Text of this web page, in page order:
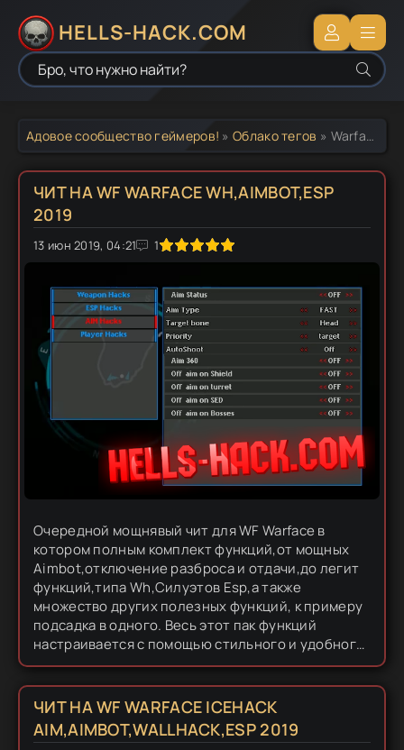
HELLS-HACK.COM
Адовое сообщество геймеров! »Облако тегов » Warface Aimbot
ЧИТ НА WF WARFACE WH,AIMBOT,ESP
2019
13 июн 2019, 04:21 1
1 2 3 4 5
Очередной мощнявый чит для WF Warface в
котором полным комплект функций,от мощных
Aimbot,отключение разброса и отдачи,до легит
функций,типа Wh,Силуэтов Esp,а также
множество других полезных функций, к примеру
подсадка в одного. Весь этот пак функций
настраивается с помощью стильного и удобного
меню,которое включается и отключается на
кнопку HOME - так что тебя не должно...
ЧИТ НА WF WARFACE ICEHACK
AIM,AIMBOT,WALLHACK,ESP 2019